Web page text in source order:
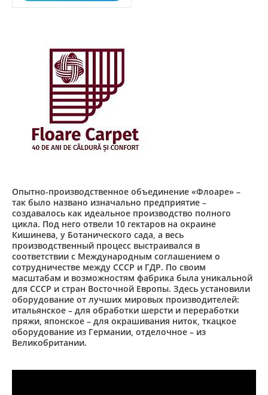
Опытно-производственное объединение «Флоаре» –
так было названо изначально предприятие –
создавалось как идеальное производство полного
цикла. Под него отвели 10 гектаров на окраине
Кишинева, у Ботанического сада, а весь
производственный процесс выстраивался в
соответствии с Международным соглашением о
сотрудничестве между СССР и ГДР. По своим
масштабам и возможностям фабрика была уникальной
для СССР и стран Восточной Европы. Здесь установили
оборудование от лучших мировых производителей:
итальянское – для обработки шерсти и переработки
пряжи, японское – для окрашивания ниток, ткацкое
оборудование из Германии, отделочное – из
Великобритании.